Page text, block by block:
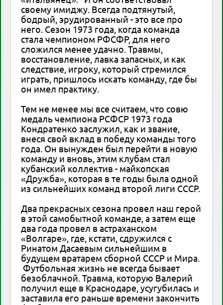
своему имиджу. Всегда подтянутый,
бодрый, эрудированный - это все про
него. Сезон 1973 года, когда команда
стала чемпионом РФСФР, для него
сложился менее удачно. Травмы,
восстановление, лавка запасных, и как
следствие, игроку, который стремился
играть, пришлось искать команду, где бы
он имел практику.
Тем не менее мы все считаем, что совю
медаль чемпиона РСФСР 1973 года
Кондратенко заслужил, как и звание,
внеся свой вклад в победу команды того
года. Он вынужден был перейти в новую
команду и вновь, этим клубам стал
кубанский коллектив - майкопская
«Дружба», которая в те годы была одной
из сильнейших команд второй лиги СССР.
Два прекрасных сезона провел наш герой
в этой самобытной команде, а затем еще
два года провел в астраханском
«Волгаре», где, кстати, сдружился с
Ринатом Дасаевым сильнейшим в
будущем вратарем сборной СССР и Мира.
Футбольная жизнь не всегда бывает
безоблачной. Травма, которую Валерий
получил еще в Краснодаре, усугубилась и
заставила его раньше времени закончить